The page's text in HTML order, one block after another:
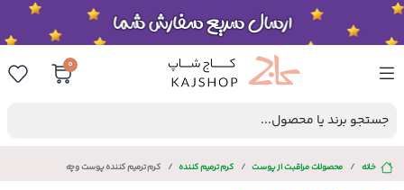
0
جستجو برند یا محصول...
خانه محصولات مراقبت از پوست کرم ترمیم کننده کرم ترمیم کننده پوست وچه